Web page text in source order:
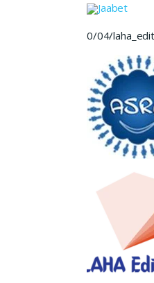
Jaabet
0/04/